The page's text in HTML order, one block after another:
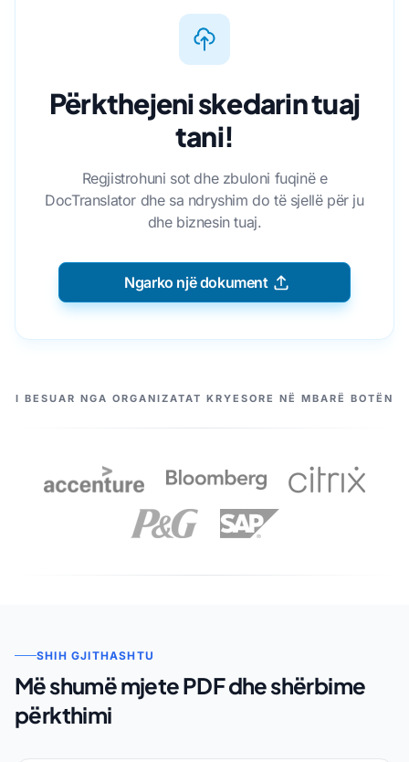
Përkthejeni skedarin tuaj
tani!
Regjistrohuni sot dhe zbuloni fuqinë e
DocTranslator dhe sa ndryshim do të sjellë për ju
dhe biznesin tuaj.
Ngarko një dokument
PARTNERËT TANË
I BESUAR NGA ORGANIZATAT KRYESORE NË MBARË BOTËN
SHIH GJITHASHTU
Më shumë mjete PDF dhe shërbime
përkthimi